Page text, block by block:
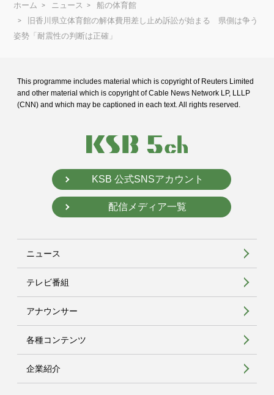
ホーム ニュース
船の体育館
旧香川県立体育館の解体費用差し止め訴訟が始まる 県側は争う
姿勢「耐震性の判断は正確」
This programme includes material which is copyright of Reuters Limited
and other material which is copyright of Cable News Network LP, LLLP
(CNN) and which may be captioned in each text. All rights reserved.
KSB 公式SNSアカウント
配信メディア一覧
ニュース
テレビ番組
アナウンサー
各種コンテンツ
企業紹介